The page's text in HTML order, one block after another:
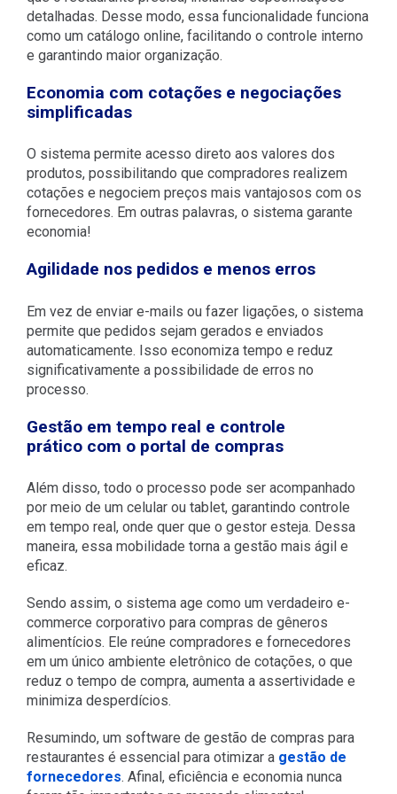
detalhadas. Desse modo, essa funcionalidade funciona
como um catálogo online, facilitando o controle interno
e garantindo maior organização.
Economia com cotações e negociações
simplificadas
O sistema permite acesso direto aos valores dos
produtos, possibilitando que compradores realizem
cotações e negociem preços mais vantajosos com os
fornecedores. Em outras palavras, o sistema garante
economia!
Agilidade nos pedidos e menos erros
Em vez de enviar e-mails ou fazer ligações, o sistema
permite que pedidos sejam gerados e enviados
automaticamente. Isso economiza tempo e reduz
significativamente a possibilidade de erros no
processo.
Gestão em tempo real e controle
prático com o portal de compras
Além disso, todo o processo pode ser acompanhado
por meio de um celular ou tablet, garantindo controle
em tempo real, onde quer que o gestor esteja. Dessa
maneira, essa mobilidade torna a gestão mais ágil e
eficaz.
Sendo assim, o sistema age como um verdadeiro e-
commerce corporativo para compras de gêneros
alimentícios. Ele reúne compradores e fornecedores
em um único ambiente eletrônico de cotações, o que
reduz o tempo de compra, aumenta a assertividade e
minimiza desperdícios.
Resumindo, um software de gestão de compras para
restaurantes é essencial para otimizar a gestão de
fornecedores. Afinal, eficiência e economia nunca